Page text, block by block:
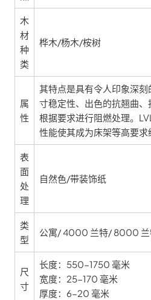
木
材
种
类
桦木/杨木/桉树
属
性
其特点是具有令人印象深
寸稳定性、出色的抗翘曲
根据要求进行阻燃处理。
性能使其成为床架等高要求
表
面
处
理
自然色/带装饰纸
类
型
公寓/ 4000 兰特/ 8000 兰
尺
寸
长度：550-1750 毫米
宽度：25-170 毫米
厚度：6-20 毫米